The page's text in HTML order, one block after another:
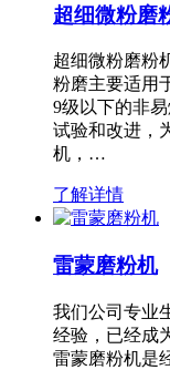
超细微粉磨
超细微粉磨粉
粉磨主要适用
9级以下的非
试验和改进，
机，…
了解详情
雷蒙磨粉机
我们公司专业
经验，已经成
雷蒙磨粉机是